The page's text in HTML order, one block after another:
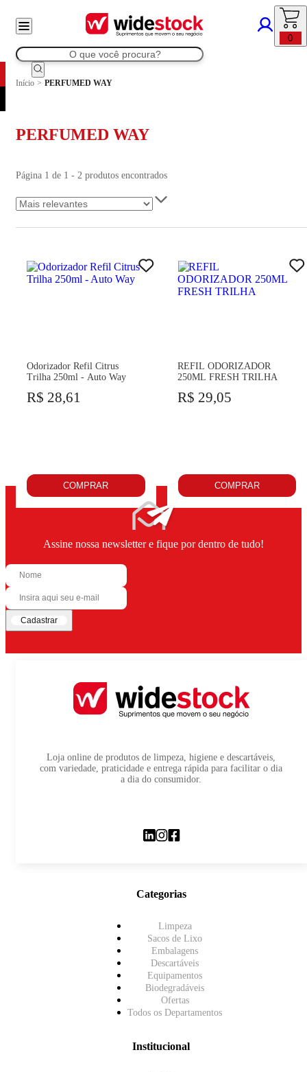
0
Início > PERFUMED WAY
PERFUMED WAY
Página 1 de 1 - 2 produtos encontrados
Odorizador Refil Citrus
Trilha 250ml - Auto Way
R$ 28,61
COMPRAR
REFIL ODORIZADOR
250ML FRESH TRILHA
R$ 29,05
COMPRAR
Assine nossa newsletter e fique por dentro de tudo!
Cadastrar
Loja online de produtos de limpeza, higiene e descartáveis,
com variedade, praticidade e entrega rápida para facilitar o dia
a dia do consumidor.
Categorias
Limpeza
Sacos de Lixo
Embalagens
Descartáveis
Equipamentos
Biodegradáveis
Ofertas
Todos os Departamentos
Institucional